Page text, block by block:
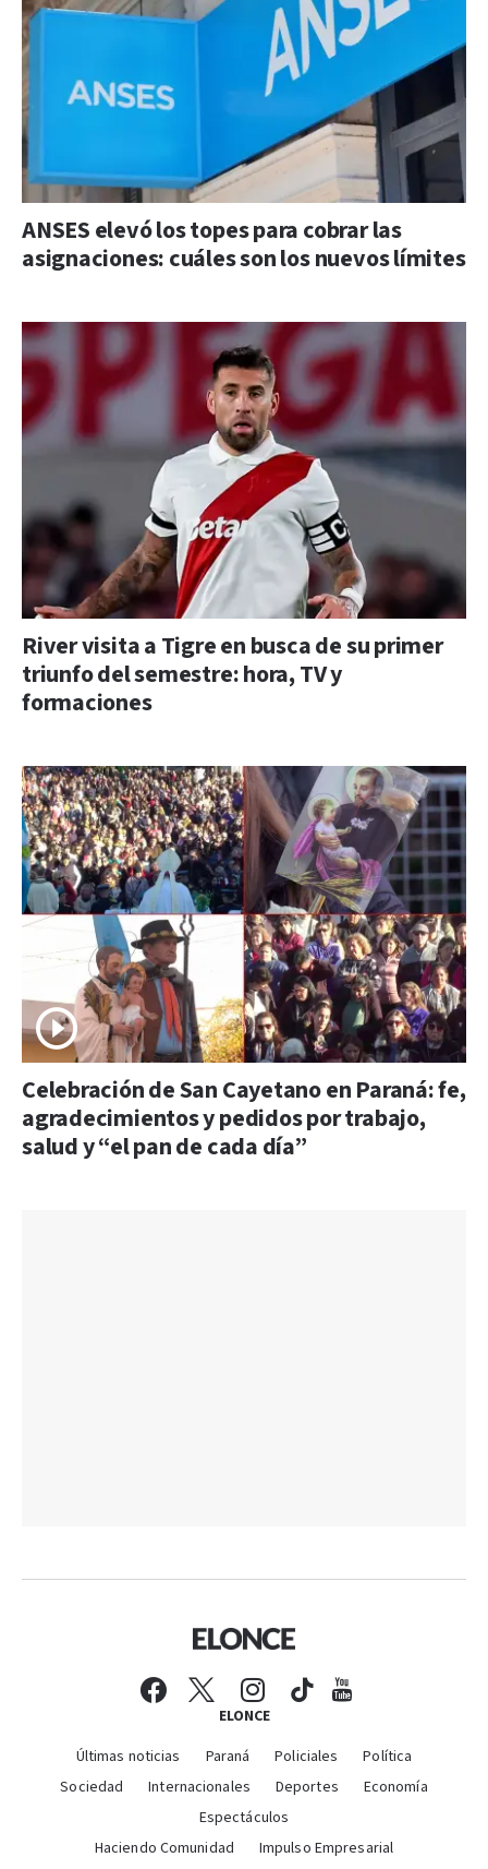
ANSES elevó los topes para cobrar las
asignaciones: cuáles son los nuevos límites
River visita a Tigre en busca de su primer
triunfo del semestre: hora, TV y
formaciones
Celebración de San Cayetano en Paraná: fe,
agradecimientos y pedidos por trabajo,
salud y “el pan de cada día”
ELONCE
Últimas noticias Paraná Policiales
Política
Sociedad
Internacionales Deportes
Economía
Espectáculos
Haciendo Comunidad
Impulso Empresarial